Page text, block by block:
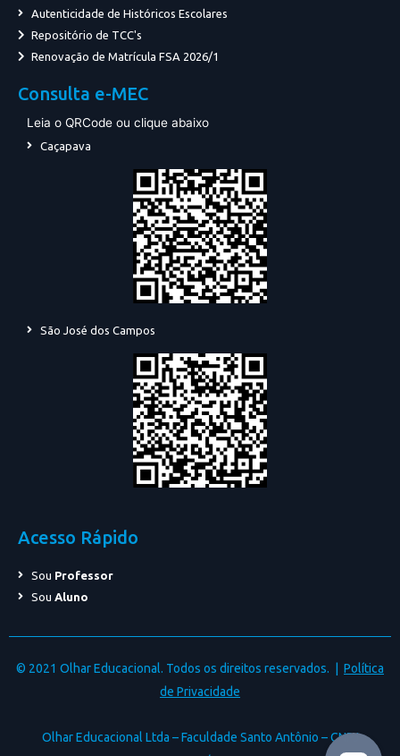
Autenticidade de Históricos Escolares
Repositório de TCC's
Renovação de Matrícula FSA 2026/1
Consulta e-MEC
Leia o QRCode ou clique abaixo
Caçapava
São José dos Campos
Acesso Rápido
Sou Professor
Sou Aluno
© 2021 Olhar Educacional. Todos os direitos reservados. | Política
de Privacidade
Olhar Educacional Ltda – Faculdade Santo Antônio – CNPJ